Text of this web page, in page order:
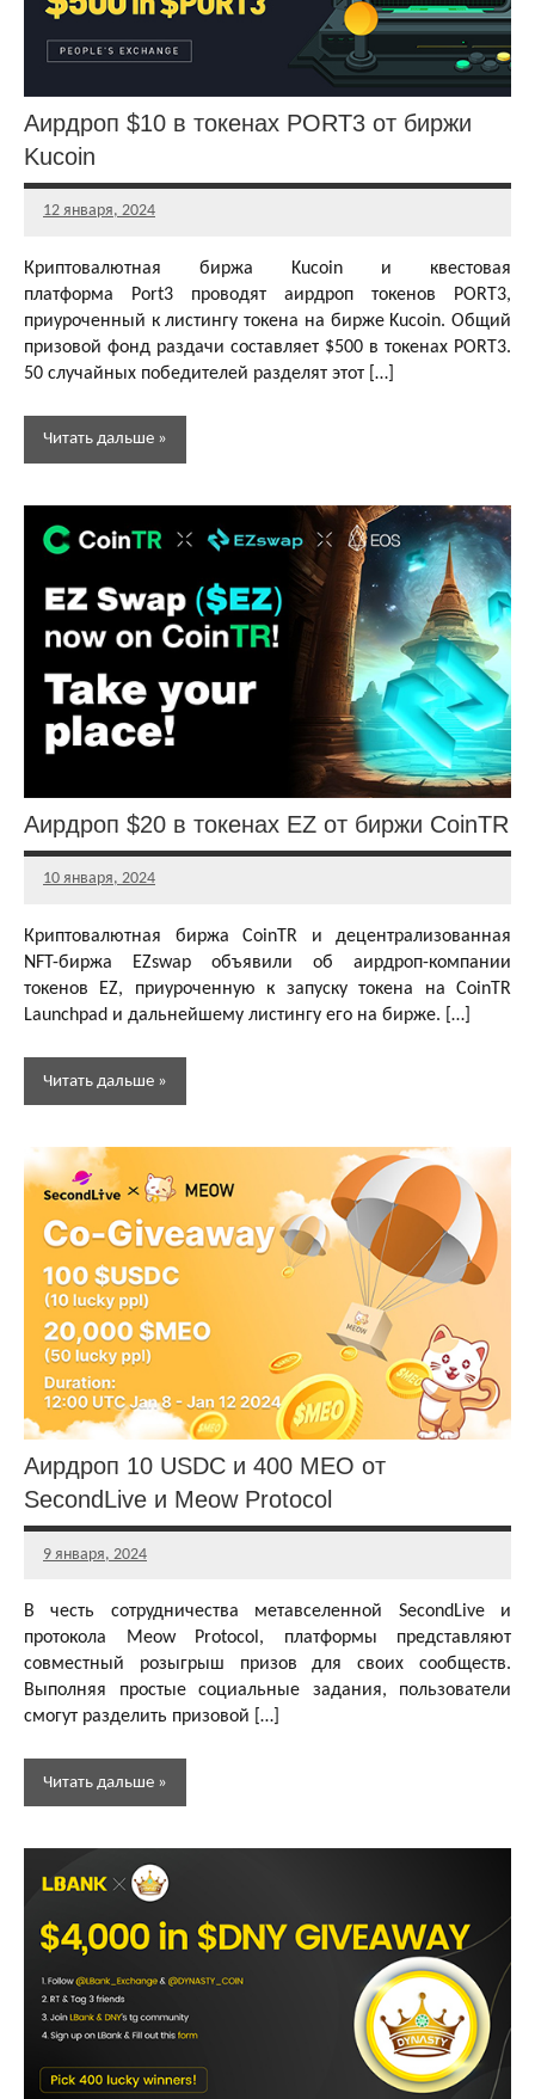
Аирдроп $10 в токенах PORT3 от биржи
Kucoin
12 января, 2024
Главный
Криптовалютная биржа Kucoin и квестовая
платформа Port3 проводят аирдроп токенов PORT3,
приуроченный к листингу токена на бирже Kucoin. Общий
призовой фонд раздачи составляет $500 в токенах PORT3.
50 случайных победителей разделят этот […]
Читать дальше
Аирдропы и
раздачи
Аирдропы и
розыгрыши
криптовалют
Бесплатная
криптовалюта
Другие
Аирдроп $20 в токенах EZ от биржи CoinTR
10 января, 2024
Главный
Криптовалютная биржа CoinTR и децентрализованная
NFT-биржа EZswap объявили об аирдроп-компании
токенов EZ, приуроченную к запуску токена на CoinTR
Launchpad и дальнейшему листингу его на бирже. […]
Читать дальше
Аирдропы и
розыгрыши
криптовалют
Активности
Бесплатная
криптовалюта
Аирдроп 10 USDC и 400 MEO от
SecondLive и Meow Protocol
9 января, 2024
Главный
В честь сотрудничества метавселенной SecondLive и
протокола Meow Protocol, платформы представляют
совместный розыгрыш призов для своих сообществ.
Выполняя простые социальные задания, пользователи
смогут разделить призовой […]
Читать дальше
и раздачи
токенов
Аирдропы
и раздачи
GameFi и
Play-To-
Earn
токенов